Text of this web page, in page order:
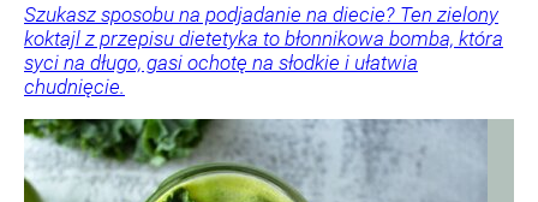
Szukasz sposobu na podjadanie na diecie? Ten zielony
koktajl z przepisu dietetyka to błonnikowa bomba, która
syci na długo, gasi ochotę na słodkie i ułatwia
chudnięcie.